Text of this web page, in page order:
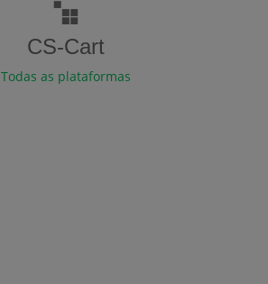
CS-Cart
Todas as plataformas